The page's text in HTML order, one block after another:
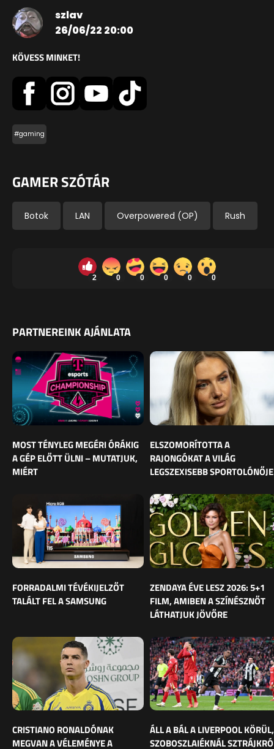
szlav
26/06/22 20:00
KÖVESS MINKET!
#gaming
GAMER SZÓTÁR
Botok LAN Overpowered (OP) Rush
2 0 0 0 0 0
PARTNEREINK AJÁNLATA
MOST TÉNYLEG MEGÉRI ÓRÁKIG
A GÉP ELŐTT ÜLNI – MUTATJUK,
MIÉRT
ELSZOMORÍTOTTA A
RAJONGÓKAT A VILÁG
LEGSZEXISEBB SPORTOLÓNŐJE
FORRADALMI TÉVÉKIJELZŐT
TALÁLT FEL A SAMSUNG
ZENDAYA ÉVE LESZ 2026: 5+1
FILM, AMIBEN A SZÍNÉSZNŐT
LÁTHATJUK JÖVŐRE
CRISTIANO RONALDÓNAK
MEGVAN A VÉLEMÉNYE A
ÁLL A BÁL A LIVERPOOL KÖRÜL,
SZOBOSZLAIÉKNÁL